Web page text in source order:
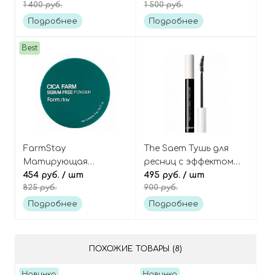
Zero Matte Lipstick
1 400 руб.
Подробнее
Nucadamia, Juicy
Lasting Tint
1 500 руб.
Подробнее
Best
FarmStay
Матирующая
рассыпчатая пудра с
центеллой Cica Farm
Sebum Free Powder
454 руб. / шт
825 руб.
Подробнее
The Saem Тушь для
ресниц с эффектом
подкручивания
Saemmul Perfect
Curling Mascara
495 руб. / шт
900 руб.
Подробнее
ПОХОЖИЕ ТОВАРЫ (8)